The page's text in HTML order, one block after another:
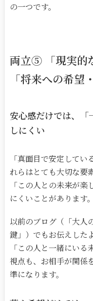
の一つです。
両立⑤
「現実
「将来への希望
安心感だけでは、「
しにくい
「真面目で安定して
れらはとても大切な要
「この人との未来が
にくいことがあります。
以前のブログ（「大人
鍵」）でもお伝えした
「この人と一緒にい
視点も、お相手が関係
準になります。